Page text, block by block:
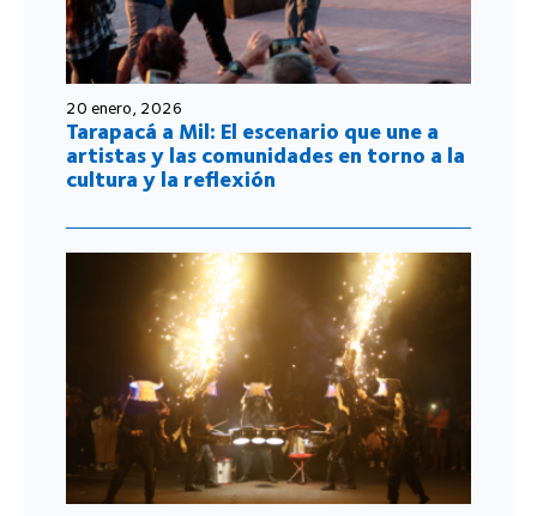
20 enero, 2026
Tarapacá a Mil: El escenario que une a
artistas y las comunidades en torno a la
cultura y la reflexión